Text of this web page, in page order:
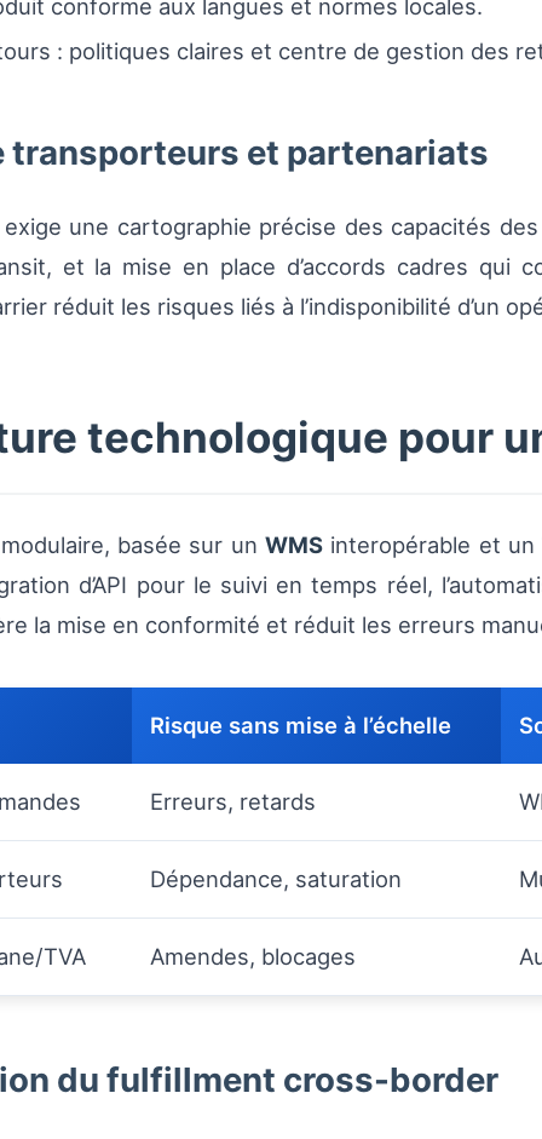
conforme aux langues et normes locales.
: politiques claires et centre de gestion des
transporteurs et partenariats
exige une cartographie précise des capacités
et la mise en place d’accords cadres qui
réduit les risques liés à l’indisponibilité d’un
technologique pour
basée sur un WMS interopérable et un
d’API pour le suivi en temps réel,
la mise en conformité et réduit les erreurs
Risque sans mise à l’échelle
Erreurs, retards
Dépendance, saturation
TVA Amendes, blocages
du fulfillment cross-border